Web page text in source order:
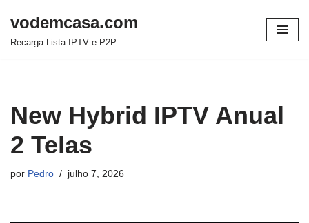
Pular
vodemcasa.com
Recarga Lista IPTV e P2P.
New Hybrid IPTV Anual
2 Telas
por Pedro julho 7, 2026